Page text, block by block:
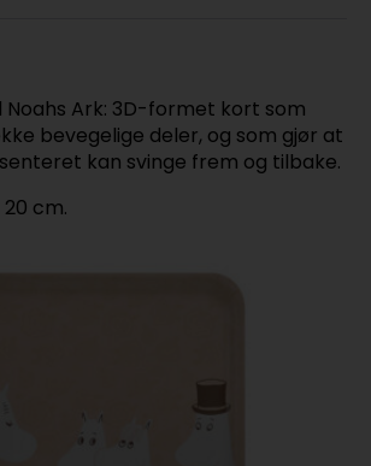
Noahs Ark: 3D-formet kort som
bevegelige deler, og som gjør at
kan svinge frem og tilbake.
20 cm.